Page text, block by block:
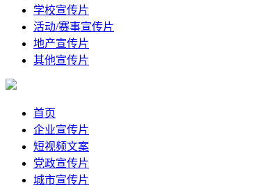
学校宣传片
活动/赛事宣传片
地产宣传片
其他宣传片
首页
企业宣传片
短视频文案
党政宣传片
城市宣传片